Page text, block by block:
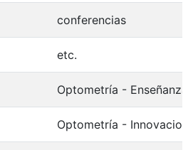
conferencias
etc.
Optometría - Enseñanza
Optometría -